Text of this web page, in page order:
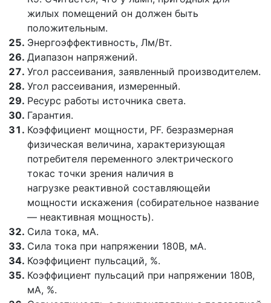
жилых помещений он должен быть
положительным.
Энергоэффективность, Лм/Вт.
Диапазон напряжений.
Угол рассеивания, заявленный производителем.
Угол рассеивания, измеренный.
Ресурс работы источника света.
Гарантия.
Коэффициент мощности, PF. безразмерная
физическая величина, характеризующая
потребителя переменного электрического
токас точки зрения наличия в
нагрузке реактивной составляющейи
мощности искажения (собирательное название
— неактивная мощность).
Сила тока, мА.
Сила тока при напряжении 180В, мА.
Коэффициент пульсаций, %.
Коэффициент пульсаций при напряжении 180В,
мА, %.